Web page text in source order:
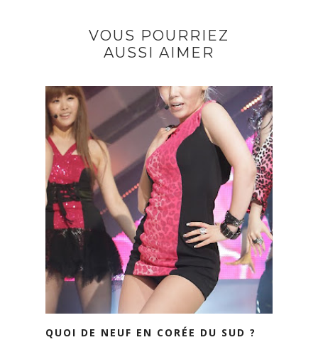
VOUS POURRIEZ
AUSSI AIMER
QUOI DE NEUF EN CORÉE DU SUD ?